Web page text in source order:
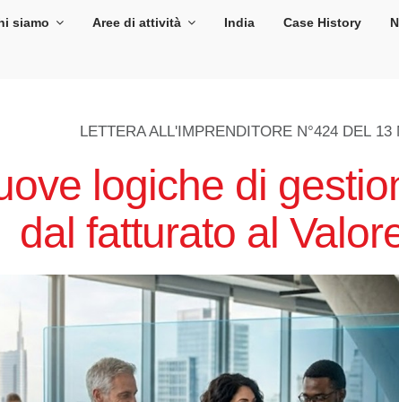
siamo Aree di attività India Case History
LETTERA ALL'IMPRENDITORE N°424 DEL 13
logiche di
dal fatturato al